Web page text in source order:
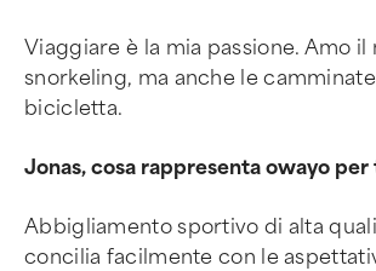
Viaggiare è la mia passione. Amo il
snorkeling, ma anche le
bicicletta.
Jonas, cosa rappresenta owayo per
Abbigliamento sportivo di alta
concilia facilmente con le